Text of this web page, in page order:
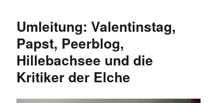
Umleitung: Valentinstag,
Papst, Peerblog,
Hillebachsee und die
Kritiker der Elche